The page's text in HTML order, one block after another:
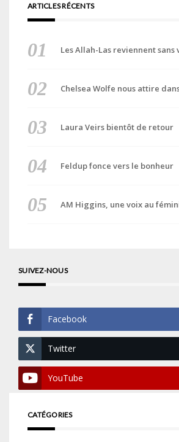
ARTICLES RÉCENTS
Les Allah-Las reviennent sans
Chelsea Wolfe nous attire
Laura Veirs bientôt de retour
Feldup fonce vers le bonheur
AM Higgins, une voix au
SUIVEZ-NOUS
Facebook
Twitter
YouTube
CATÉGORIES